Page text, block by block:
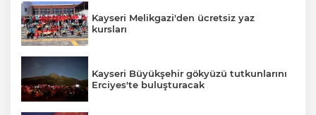
Kayseri Melikgazi'den ücretsiz yaz
kursları
Kayseri Büyükşehir gökyüzü tutkunlarını
Erciyes'te buluşturacak